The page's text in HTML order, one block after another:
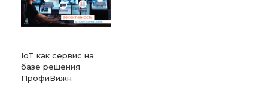
IoT как сервис на
базе решения
ПрофиВижн